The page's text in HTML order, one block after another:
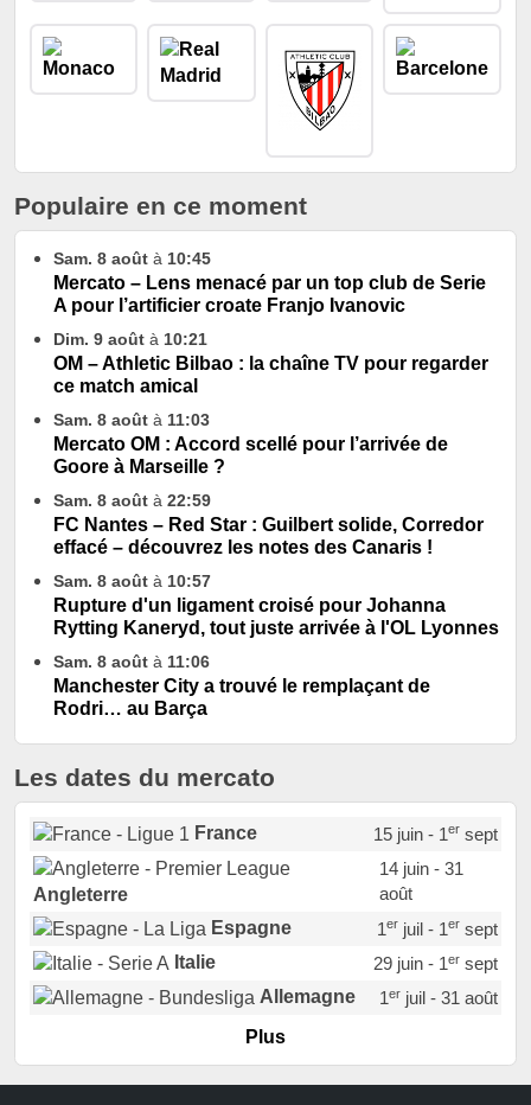
Populaire en ce moment
Sam. 8 août à 10:45
Mercato – Lens menacé par un top club de Serie
A pour l’artificier croate Franjo Ivanovic
Dim. 9 août à 10:21
OM – Athletic Bilbao : la chaîne TV pour regarder
ce match amical
Sam. 8 août à 11:03
Mercato OM : Accord scellé pour l’arrivée de
Goore à Marseille ?
Sam. 8 août à 22:59
FC Nantes – Red Star : Guilbert solide, Corredor
effacé – découvrez les notes des Canaris !
Sam. 8 août à 10:57
Rupture d'un ligament croisé pour Johanna
Rytting Kaneryd, tout juste arrivée à l'OL Lyonnes
Sam. 8 août à 11:06
Manchester City a trouvé le remplaçant de
Rodri… au Barça
Les dates du mercato
France 15 juin - 1ersept
Angleterre
14 juin - 31
août
Espagne
1erjuil - 1ersept
Italie
29 juin - 1ersept
Allemagne
1erjuil - 31 août
Portugal
Pays-Bas
22 juin - 2 sept
Plus